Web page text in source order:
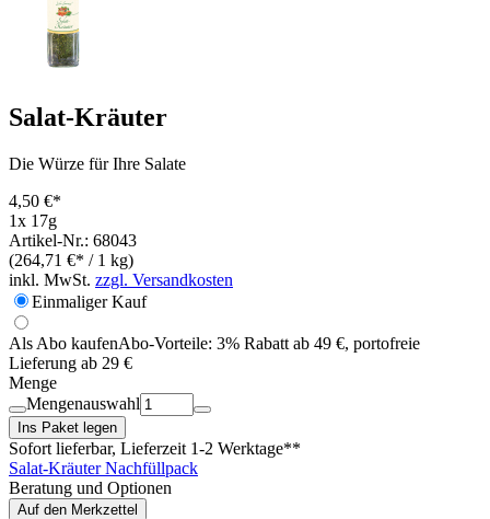
Salat-Kräuter
Die Würze für Ihre Salate
4,50 €*
1x 17g
Artikel-Nr.: 68043
(264,71 €* / 1 kg)
inkl. MwSt. zzgl. Versandkosten
Einmaliger Kauf
Als Abo kaufenAbo-Vorteile: 3% Rabatt ab 49 €, portofreie
Lieferung ab 29 €
Menge
Mengenauswahl
Ins Paket legen
Sofort lieferbar, Lieferzeit 1-2 Werktage**
Salat-Kräuter Nachfüllpack
Beratung und Optionen
Auf den Merkzettel